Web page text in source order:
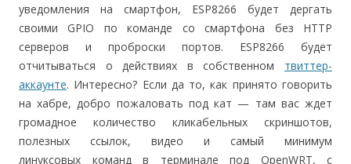
уведомления на смартфон, ESP8266 будет дергать
своими GPIO по команде со смартфона без HTTP
серверов и проброски портов. ESP8266 будет
отчитываться о действиях в собственном твиттер-
аккаунте. Интересно? Если да то, как принято говорить
на хабре, добро пожаловать под кат — там вас ждет
громадное количество кликабельных скриншотов,
полезных ссылок, видео и самый минимум
линуксовых команд в терминале под OpenWRT, с